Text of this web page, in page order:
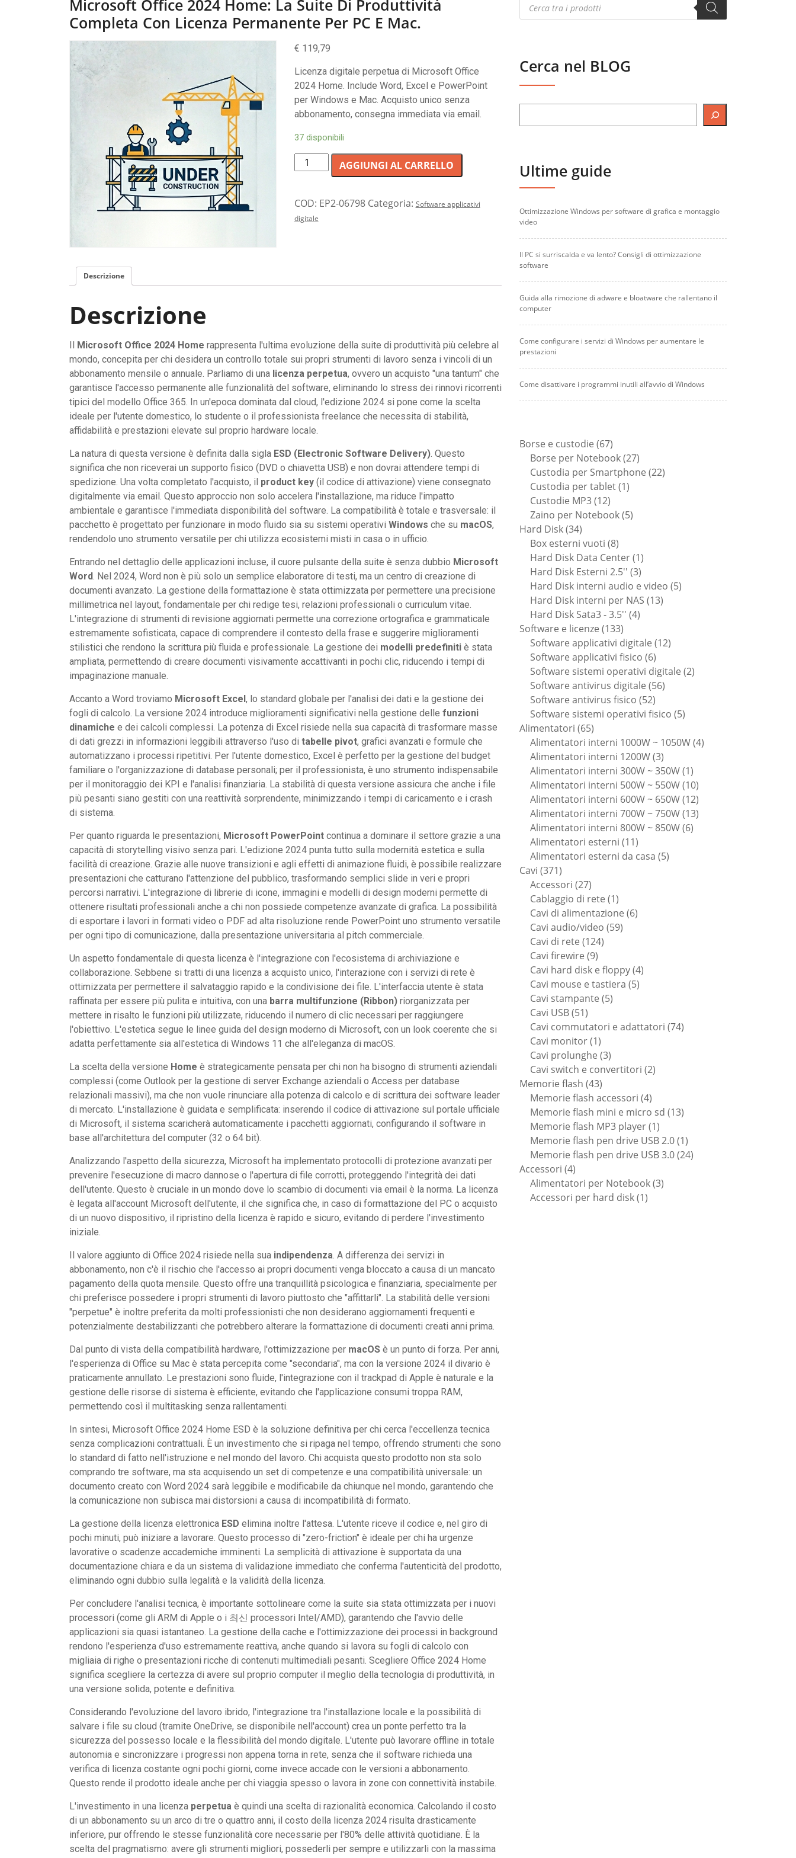
Microsoft Office 2024 Home: La Suite Di Produttività
Completa Con Licenza Permanente Per PC E Mac.
€ 119,79
Licenza digitale perpetua di Microsoft Office
2024 Home. Include Word, Excel e PowerPoint
per Windows e Mac. Acquisto unico senza
abbonamento, consegna immediata via email.
37 disponibili
Microsoft
Office
Home:
la
con
PC
e
Mac.
quantità
AGGIUNGI AL CARRELLO
COD: EP2-06798 Categoria: Software applicativi
digitale
Descrizione
Descrizione
Microsoft Office 2024 Home rappresenta l'ultima evoluzione della suite di produttività più celebre al
mondo, concepita per chi desidera un controllo totale sui propri strumenti di lavoro senza i vincoli di un
abbonamento mensile o annuale. Parliamo di una licenza perpetua, ovvero un acquisto "una tantum" che
garantisce l'accesso permanente alle funzionalità del software, eliminando lo stress dei rinnovi ricorrenti
tipici del modello Office 365. In un'epoca dominata dal cloud, l'edizione 2024 si pone come la scelta
ideale per l'utente domestico, lo studente o il professionista freelance che necessita di stabilità,
affidabilità e prestazioni elevate sul proprio hardware locale.
La natura di questa versione è definita dalla sigla ESD (Electronic Software Delivery). Questo
significa che non riceverai un supporto fisico (DVD o chiavetta USB) e non dovrai attendere tempi di
spedizione. Una volta completato l'acquisto, il product key (il codice di attivazione) viene consegnato
digitalmente via email. Questo approccio non solo accelera l'installazione, ma riduce l'impatto
ambientale e garantisce l'immediata disponibilità del software. La compatibilità è totale e trasversale: il
pacchetto è progettato per funzionare in modo fluido sia su sistemi operativi Windows che su macOS,
rendendolo uno strumento versatile per chi utilizza ecosistemi misti in casa o in ufficio.
Entrando nel dettaglio delle applicazioni incluse, il cuore pulsante della suite è senza dubbio Microsoft
Word. Nel 2024, Word non è più solo un semplice elaboratore di testi, ma un centro di creazione di
documenti avanzato. La gestione della formattazione è stata ottimizzata per permettere una precisione
millimetrica nel layout, fondamentale per chi redige tesi, relazioni professionali o curriculum vitae.
L'integrazione di strumenti di revisione aggiornati permette una correzione ortografica e grammaticale
estremamente sofisticata, capace di comprendere il contesto della frase e suggerire miglioramenti
stilistici che rendono la scrittura più fluida e professionale. La gestione dei modelli predefiniti è stata
ampliata, permettendo di creare documenti visivamente accattivanti in pochi clic, riducendo i tempi di
impaginazione manuale.
Accanto a Word troviamo Microsoft Excel , lo standard globale per l'analisi dei dati e la gestione dei
fogli di calcolo. La versione 2024 introduce miglioramenti significativi nella gestione delle funzioni
dinamiche e dei calcoli complessi. La potenza di Excel risiede nella sua capacità di trasformare masse
di dati grezzi in informazioni leggibili attraverso l'uso di tabelle pivot, grafici avanzati e formule che
automatizzano i processi ripetitivi. Per l'utente domestico, Excel è perfetto per la gestione del budget
familiare o l'organizzazione di database personali; per il professionista, è uno strumento indispensabile
per il monitoraggio dei KPI e l'analisi finanziaria. La stabilità di questa versione assicura che anche i file
più pesanti siano gestiti con una reattività sorprendente, minimizzando i tempi di caricamento e i crash
di sistema.
Per quanto riguarda le presentazioni, Microsoft PowerPoint continua a dominare il settore grazie a una
capacità di storytelling visivo senza pari. L'edizione 2024 punta tutto sulla modernità estetica e sulla
facilità di creazione. Grazie alle nuove transizioni e agli effetti di animazione fluidi, è possibile realizzare
presentazioni che catturano l'attenzione del pubblico, trasformando semplici slide in veri e propri
percorsi narrativi. L'integrazione di librerie di icone, immagini e modelli di design moderni permette di
ottenere risultati professionali anche a chi non possiede competenze avanzate di grafica. La possibilità
di esportare i lavori in formati video o PDF ad alta risoluzione rende PowerPoint uno strumento versatile
per ogni tipo di comunicazione, dalla presentazione universitaria al pitch commerciale.
Un aspetto fondamentale di questa licenza è l'integrazione con l'ecosistema di archiviazione e
collaborazione. Sebbene si tratti di una licenza a acquisto unico, l'interazione con i servizi di rete è
ottimizzata per permettere il salvataggio rapido e la condivisione dei file. L'interfaccia utente è stata
raffinata per essere più pulita e intuitiva, con una barra multifunzione (Ribbon) riorganizzata per
mettere in risalto le funzioni più utilizzate, riducendo il numero di clic necessari per raggiungere
l'obiettivo. L'estetica segue le linee guida del design moderno di Microsoft, con un look coerente che si
adatta perfettamente sia all'estetica di Windows 11 che all'eleganza di macOS.
La scelta della versione Home è strategicamente pensata per chi non ha bisogno di strumenti aziendali
complessi (come Outlook per la gestione di server Exchange aziendali o Access per database
relazionali massivi), ma che non vuole rinunciare alla potenza di calcolo e di scrittura dei software leader
di mercato. L'installazione è guidata e semplificata: inserendo il codice di attivazione sul portale ufficiale
di Microsoft, il sistema scaricherà automaticamente i pacchetti aggiornati, configurando il software in
base all'architettura del computer (32 o 64 bit).
Analizzando l'aspetto della sicurezza, Microsoft ha implementato protocolli di protezione avanzati per
prevenire l'esecuzione di macro dannose o l'apertura di file corrotti, proteggendo l'integrità dei dati
dell'utente. Questo è cruciale in un mondo dove lo scambio di documenti via email è la norma. La licenza
è legata all'account Microsoft dell'utente, il che significa che, in caso di formattazione del PC o acquisto
di un nuovo dispositivo, il ripristino della licenza è rapido e sicuro, evitando di perdere l'investimento
iniziale.
Il valore aggiunto di Office 2024 risiede nella sua indipendenza. A differenza dei servizi in
abbonamento, non c'è il rischio che l'accesso ai propri documenti venga bloccato a causa di un mancato
pagamento della quota mensile. Questo offre una tranquillità psicologica e finanziaria, specialmente per
chi preferisce possedere i propri strumenti di lavoro piuttosto che "affittarli". La stabilità delle versioni
"perpetue" è inoltre preferita da molti professionisti che non desiderano aggiornamenti frequenti e
potenzialmente destabilizzanti che potrebbero alterare la formattazione di documenti creati anni prima.
Dal punto di vista della compatibilità hardware, l'ottimizzazione per macOS è un punto di forza. Per anni,
l'esperienza di Office su Mac è stata percepita come "secondaria", ma con la versione 2024 il divario è
praticamente annullato. Le prestazioni sono fluide, l'integrazione con il trackpad di Apple è naturale e la
gestione delle risorse di sistema è efficiente, evitando che l'applicazione consumi troppa RAM,
permettendo così il multitasking senza rallentamenti.
In sintesi, Microsoft Office 2024 Home ESD è la soluzione definitiva per chi cerca l'eccellenza tecnica
senza complicazioni contrattuali. È un investimento che si ripaga nel tempo, offrendo strumenti che sono
lo standard di fatto nell'istruzione e nel mondo del lavoro. Chi acquista questo prodotto non sta solo
comprando tre software, ma sta acquisendo un set di competenze e una compatibilità universale: un
documento creato con Word 2024 sarà leggibile e modificabile da chiunque nel mondo, garantendo che
la comunicazione non subisca mai distorsioni a causa di incompatibilità di formato.
La gestione della licenza elettronica ESD elimina inoltre l'attesa. L'utente riceve il codice e, nel giro di
pochi minuti, può iniziare a lavorare. Questo processo di "zero-friction" è ideale per chi ha urgenze
lavorative o scadenze accademiche imminenti. La semplicità di attivazione è supportata da una
documentazione chiara e da un sistema di validazione immediato che conferma l'autenticità del prodotto,
eliminando ogni dubbio sulla legalità e la validità della licenza.
Per concludere l'analisi tecnica, è importante sottolineare come la suite sia stata ottimizzata per i nuovi
processori (come gli ARM di Apple o i 최신 processori Intel/AMD), garantendo che l'avvio delle
applicazioni sia quasi istantaneo. La gestione della cache e l'ottimizzazione dei processi in background
rendono l'esperienza d'uso estremamente reattiva, anche quando si lavora su fogli di calcolo con
migliaia di righe o presentazioni ricche di contenuti multimediali pesanti. Scegliere Office 2024 Home
significa scegliere la certezza di avere sul proprio computer il meglio della tecnologia di produttività, in
una versione solida, potente e definitiva.
Considerando l'evoluzione del lavoro ibrido, l'integrazione tra l'installazione locale e la possibilità di
salvare i file su cloud (tramite OneDrive, se disponibile nell'account) crea un ponte perfetto tra la
sicurezza del possesso locale e la flessibilità del mondo digitale. L'utente può lavorare offline in totale
autonomia e sincronizzare i progressi non appena torna in rete, senza che il software richieda una
verifica di licenza costante ogni pochi giorni, come invece accade con le versioni a abbonamento.
Questo rende il prodotto ideale anche per chi viaggia spesso o lavora in zone con connettività instabile.
L'investimento in una licenza perpetua è quindi una scelta di razionalità economica. Calcolando il costo
di un abbonamento su un arco di tre o quattro anni, il costo della licenza 2024 risulta drasticamente
inferiore, pur offrendo le stesse funzionalità core necessarie per l'80% delle attività quotidiane. È la
scelta del pragmatismo: avere gli strumenti migliori, possederli per sempre e utilizzarli con la massima
search
Cerca nel BLOG
Ultime guide
Ottimizzazione Windows per software di grafica e montaggio
video
Il PC si surriscalda e va lento? Consigli di ottimizzazione
software
Guida alla rimozione di adware e bloatware che rallentano il
computer
Come configurare i servizi di Windows per aumentare le
prestazioni
Come disattivare i programmi inutili all’avvio di Windows
Borse e custodie 6767
prodotti
Borse per Notebook 2727
prodotti
Custodia per Smartphone 2222
Custodia per tablet 11
Custodie MP3 1212
prodotti
Zaino per Notebook 55
Hard Disk 3434
prodotti
Box esterni vuoti 88
prodotti
Hard Disk Data Center 11
prodotto
Hard Disk Esterni 2.5'' 33
prodotti
Hard Disk interni audio e video 55
Hard Disk interni per NAS 1313
Hard Disk Sata3 - 3.5'' 44
Software e licenze 133133
prodotti
Software applicativi digitale 1212
Software applicativi fisico 66
prodotti
Software sistemi operativi digitale 22
Software antivirus digitale 5656
Software antivirus fisico 5252
prodotti
Software sistemi operativi fisico 55
Alimentatori 6565
prodotti
Alimentatori interni 1000W ~ 1050W 44
Alimentatori interni 1200W 33
prodotti
Alimentatori interni 300W ~ 350W 11
prodotto
Alimentatori interni 500W ~ 550W 1010
prodotti
Alimentatori interni 600W ~ 650W 1212
prodotti
Alimentatori interni 700W ~ 750W 1313
Alimentatori interni 800W ~ 850W 66
Alimentatori esterni 1111
prodotti
Alimentatori esterni da casa 55
Cavi 371371
prodotti
Accessori 2727
prodotti
Cablaggio di rete 11
prodotto
Cavi di alimentazione 66
Cavi audio/video 5959
Cavi di rete 124124
Cavi firewire 99
prodotti
Cavi hard disk e floppy 44
Cavi mouse e tastiera 55
Cavi stampante 55
Cavi USB 5151
prodotti
Cavi commutatori e adattatori 7474
Cavi monitor 11
prodotto
Cavi prolunghe 33
prodotti
Cavi switch e convertitori 22
Memorie flash 4343
prodotti
Memorie flash accessori 44
prodotti
Memorie flash mini e micro sd 1313
Memorie flash MP3 player 11
prodotto
Memorie flash pen drive USB 2.0 11
prodotto
Memorie flash pen drive USB 3.0 2424
Accessori 44
prodotti
Alimentatori per Notebook 33
Accessori per hard disk 11